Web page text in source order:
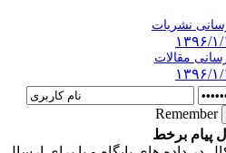
نشریات
۱/۱
مقالات
۱/۱
Remember
پیام برخط